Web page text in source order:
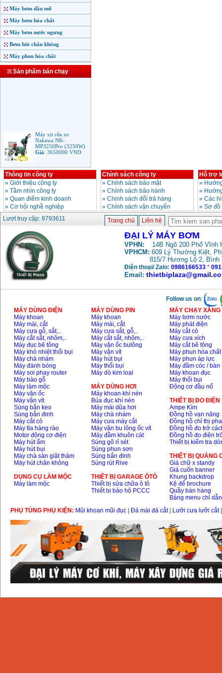
Máy bơm dầu mỡ
Máy bơm hóa chất
Máy bơm nước ngưng
Bơm hút chân không
Máy phun hóa chất
Sản phẩm bán chạy
Máy xịt rửa xe
Nakawa NK-
MP3250Pro (3250W)
Giá:3650000VND
Máy phun rửa áp lực
cao Makita HW102
(1.300W)
Giá:2250000
Máy xịt rửa áp lực cao
Bosch AQT 160
Giá
Máy bơm cấp thoát
nước đầu nổ Diesel
D6-80
Giá :9500000
160A (4KW)
Giá: 7500000
Máy phun rửa xe
Ergen EN6700 Eco
(2600W)
Giá:1990000
Máy bơm Văn Thể hút
sâu đẩy xa
Giá:
Máy bơm nước CM32-
160A (3KW)
Giá :6500000
Karcher HD 5/11 P
(2200W)
Giá:19990000
Máy bơm hút giếng
(750W)
Giá
2950000VND
Thông tin công ty
» Giới thiệu công ty
» Tầm nhìn công ty
» Quan điểm kinh doanh
» Cơ hội nghề nghiệp
Chính sách công ty
» Chính sách bảo mật
» Chính sách bảo hành
» Chinh sách đổi trả hàng
» Chính sách vận chuyển
Hỗ trợ
»
»
» Các
» Sơ
Lượt truy cập: 9793611
Trang chủ Liên hệ
ĐẠI LÝ MÁY BƠM
VPHN: 14B Ngõ 200 Phố Vĩnh
VPHCM: 609 Lý Thường Kiệt,
815/7 Hương Lộ 2, Bình
Điện thoại/ Zalo: 0986166533 *
Email:
Follow us on:
MÁY DÙNG ĐIỆN
Máy khoan
Máy mài, cắt
Máy cưa gỗ, sắt,..
Máy cắt sắt, nhôm,..
Máy đục bê tông
Máy khò nhiệt thổi bụi
Máy chà nhám
Máy đánh bóng
Máy soi phay router
Máy bào gỗ
Máy làm mộc
Máy vặn ốc
Máy vặn vít
Súng bắn keo
Súng bắn đinh
Máy cắt cỏ
Máy tỉa hàng rào
Motor động cơ điện
Máy hút ẩm
Máy hút bụi
Máy chà sàn giặt thảm
Máy hút chân không
DỤNG CỤ LÀM MỘC
Máy làm mộc
MÁY DÙNG PIN
Máy khoan
Máy mài, cắt
Máy cưa sắt, gỗ,..
Máy cắt sắt, nhôm,..
Máy vặn ốc bulông
Máy vặn vít
Máy hút bụi
Máy thổi bụi
Máy dò kim loại
MÁY DÙNG HƠI
Máy khoan khí nén
Búa đục khí nén
Máy mài dũa hơi
Máy chà nhám
Máy cưa máy cắt
Máy vặn bu lông ốc vít
Máy đầm khuôn cát
Súng gõ rỉ sét
Súng phun sơn
Súng bắn đinh
Súng rút Rive
THIÊT BỊ GARAGE ÔTÔ
Thiết bị sửa chữa ô tô
Thiết bị bảo hộ PCCC
MÁY CHẠY
Máy bơm nước
Máy phát điện
Máy cắt cỏ
Máy cưa xích
Máy cắt bê tông
Máy phun hóa chất
Máy phun áp lực
Máy đầm cóc / bàn
Máy khoan đục
Máy thổi bụi
Động cơ đầu nổ
THIÊT BỊ ĐO ĐIỆN
Ampe Kìm
Đồng hồ vạn năng
Đồng hồ chỉ thị pha
Đồng hồ đo trở
Đồng hồ đo điện
Thiết bị kiểm tra
THIỆT BỊ QUẢNG
Giá chữ x standy
Giá cuốn banner
Khung backdrop
Kệ để brochure
Quầy bán hàng
Bảng menu chỉ dẫn
PHỤ TÙNG PHỤ KIỆN: Mũi khoan mũi đục Đá mài đá cắt| Lưỡi cưa lưỡi cắt